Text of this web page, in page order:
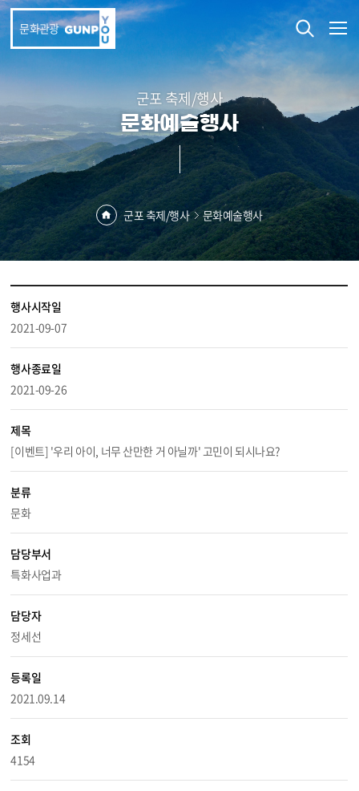
본문 바로가기
문화관광
군포 축제/행사
문화예술행사
군포 축제/행사 문화예술행사
행사시작일
2021-09-07
행사종료일
2021-09-26
제목
[이벤트] '우리 아이, 너무 산만한 거 아닐까' 고민이 되시나요?
분류
문화
담당부서
특화사업과
담당자
정세선
등록일
2021.09.14
조회
4154